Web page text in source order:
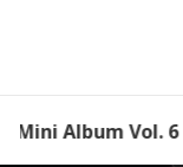
Mini Album Vol.